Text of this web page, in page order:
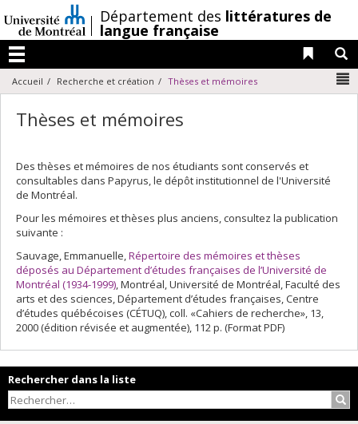
au
contenu
/Département des littératures de
langue française
Menu
Liens
Accueil Recherche et création Thèses et mémoires
Thèses et mémoires
Des thèses et mémoires de nos étudiants sont conservés et
consultables dans Papyrus, le dépôt institutionnel de l'Université
de Montréal.
Pour les mémoires et thèses plus anciens, consultez la publication
suivante :
Sauvage, Emmanuelle,Répertoire des mémoires et thèses
déposés au Département d’études françaises de l’Université de
Montréal (1934-1999), Montréal, Université de Montréal, Faculté des
arts et des sciences, Département d’études françaises, Centre
d’études québécoises (CÉTUQ), coll. «Cahiers de recherche», 13,
2000 (édition révisée et augmentée), 112 p. (Format PDF)
Rechercher dans la liste